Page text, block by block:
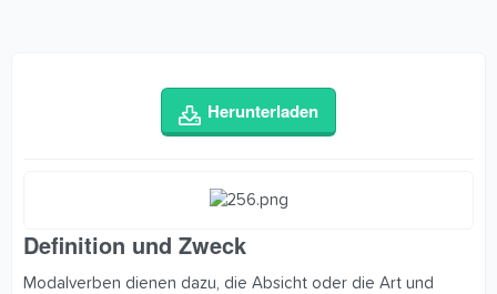
Herunterladen
Definition und Zweck​
Modalverben dienen dazu, die Absicht oder die Art und